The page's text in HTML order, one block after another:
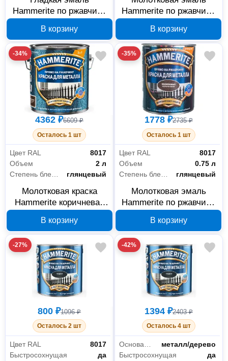
Hammerite по ржавчине
л, арт. 5163755
В корзину
Hammerite по ржавчине
5272666
В корзину
-34%
4362 ₽6609 ₽
Осталось 1 шт
Цвет RAL
8017
Объем
2 л
глянцевый
Молотковая краска
Hammerite коричневая
В корзину
-35%
1778 ₽2735 ₽
Осталось 1 шт
Цвет RAL
8017
Объем
0.75 л
глянцевый
Молотковая эмаль
Hammerite по ржавчине
0,75 л 5093334
В корзину
-27%
800 ₽1096 ₽
Осталось 2 шт
Цвет RAL
8017
Быстросохнущая
да
-42%
1394 ₽2403 ₽
Осталось 4 шт
металл/дерево
Быстросохнущая
да